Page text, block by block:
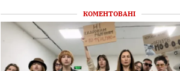
КОМЕНТОВАНІ